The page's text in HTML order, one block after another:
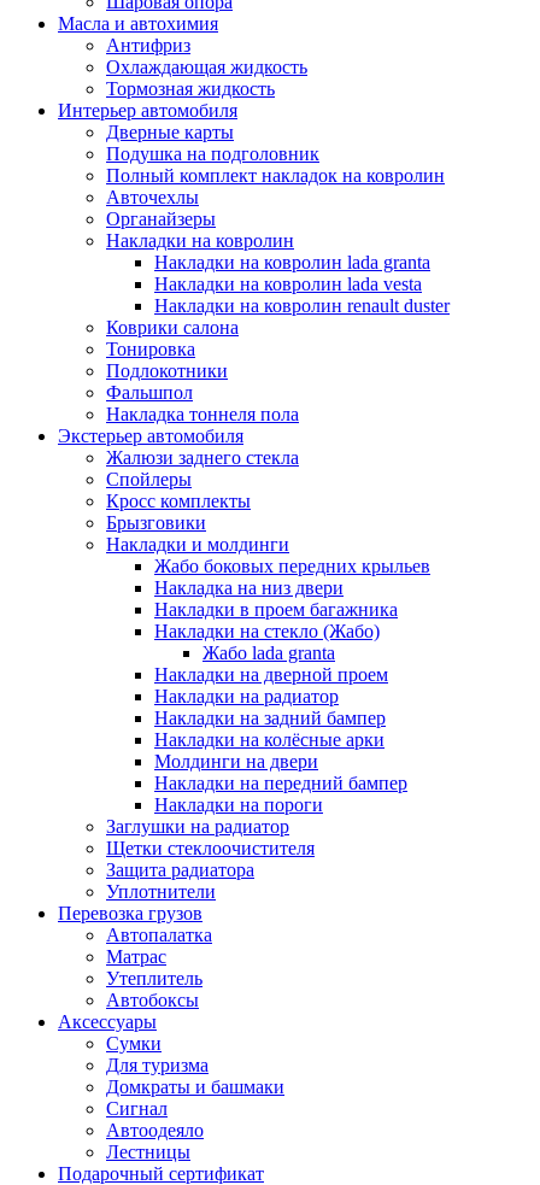
Масла и автохимия
Антифриз
Охлаждающая жидкость
Тормозная жидкость
Интерьер автомобиля
Дверные карты
Подушка на подголовник
Полный комплект накладок на ковролин
Авточехлы
Органайзеры
Накладки на ковролин
Накладки на ковролин lada granta
Накладки на ковролин lada vesta
Накладки на ковролин renault duster
Коврики салона
Тонировка
Подлокотники
Фальшпол
Накладка тоннеля пола
Экстерьер автомобиля
Жалюзи заднего стекла
Спойлеры
Кросс комплекты
Брызговики
Накладки и молдинги
Жабо боковых передних крыльев
Накладка на низ двери
Накладки в проем багажника
Накладки на стекло (Жабо)
Жабо lada granta
Накладки на дверной проем
Накладки на радиатор
Накладки на задний бампер
Накладки на колёсные арки
Молдинги на двери
Накладки на передний бампер
Накладки на пороги
Заглушки на радиатор
Щетки стеклоочистителя
Защита радиатора
Уплотнители
Перевозка грузов
Автопалатка
Матрас
Утеплитель
Автобоксы
Аксессуары
Сумки
Для туризма
Домкраты и башмаки
Сигнал
Автоодеяло
Лестницы
Подарочный сертификат